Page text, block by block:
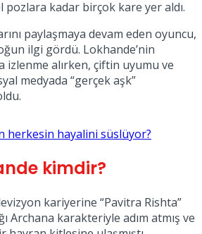
kadar birçok kare yer aldı.
paylaşmaya devam eden oyuncu,
ilgi gördü. Lokhande’nin
izlenme alırken, çiftin uyumu ve
medyada “gerçek aşk”
herkesin hayalini süslüyor?
kimdir?
kariyerine “Pavitra Rishta”
Archana karakteriyle adım atmış ve